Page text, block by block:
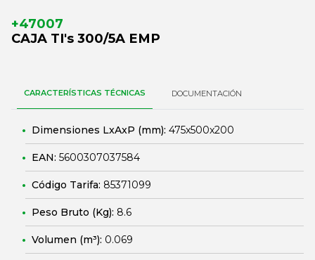
+47007
CAJA TI's 300/5A EMP
CARACTERÍSTICAS TÉCNICAS DOCUMENTACIÓN
Dimensiones LxAxP (mm): 475x500x200
EAN: 5600307037584
Código Tarifa: 85371099
Peso Bruto (Kg): 8.6
Volumen (m³): 0.069